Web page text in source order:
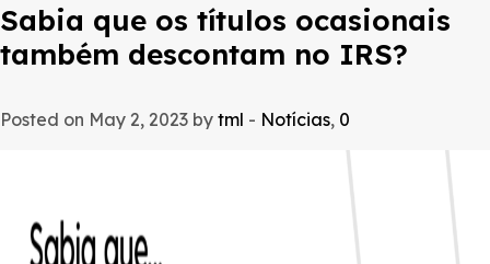
Sabia que os títulos ocasionais
também descontam no IRS?
Posted on May 2, 2023 by tml - Notícias, 0